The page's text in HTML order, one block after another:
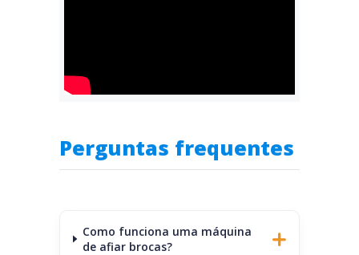
Perguntas frequentes
Como funciona uma máquina
de afiar brocas?